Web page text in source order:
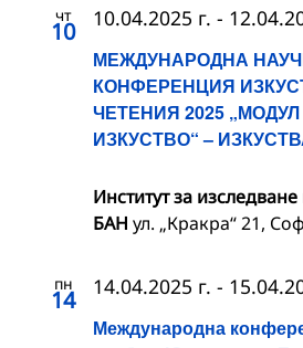
чт
10
МЕЖДУНАРОДНА
КОНФЕРЕНЦИЯ
ЧЕТЕНИЯ 2025
ИЗКУСТВО“ –
10.04.2025 г. -
Институт за изследване
БАН ул. „Кракра“ 21,
пн
14
Международна
14.04.2025 г. -